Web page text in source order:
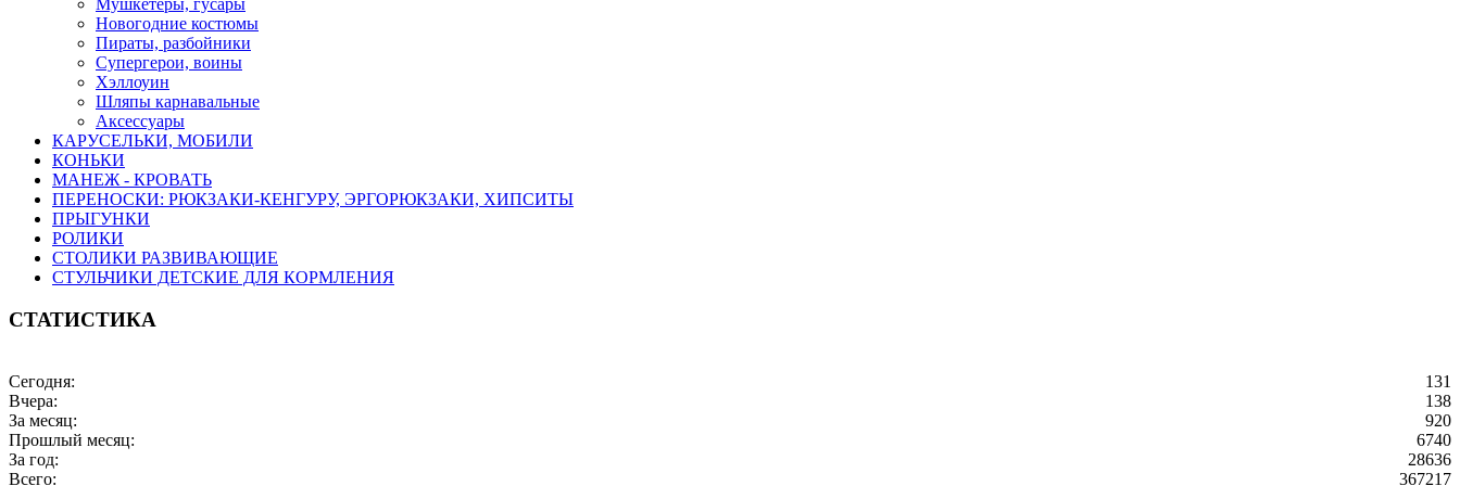
Мушкетеры, гусары
Новогодние костюмы
Пираты, разбойники
Супергерои, воины
Хэллоуин
Шляпы карнавальные
Аксессуары
КАРУСЕЛЬКИ, МОБИЛИ
КОНЬКИ
МАНЕЖ - КРОВАТЬ
ПЕРЕНОСКИ: РЮКЗАКИ-КЕНГУРУ, ЭРГОРЮКЗАКИ, ХИПСИТЫ
ПРЫГУНКИ
РОЛИКИ
СТОЛИКИ РАЗВИВАЮЩИЕ
СТУЛЬЧИКИ ДЕТСКИЕ ДЛЯ КОРМЛЕНИЯ
СТАТИСТИКА
Сегодня:
131
Вчера:
138
За месяц:
920
Прошлый месяц:
6740
За год:
28636
Всего:
367217